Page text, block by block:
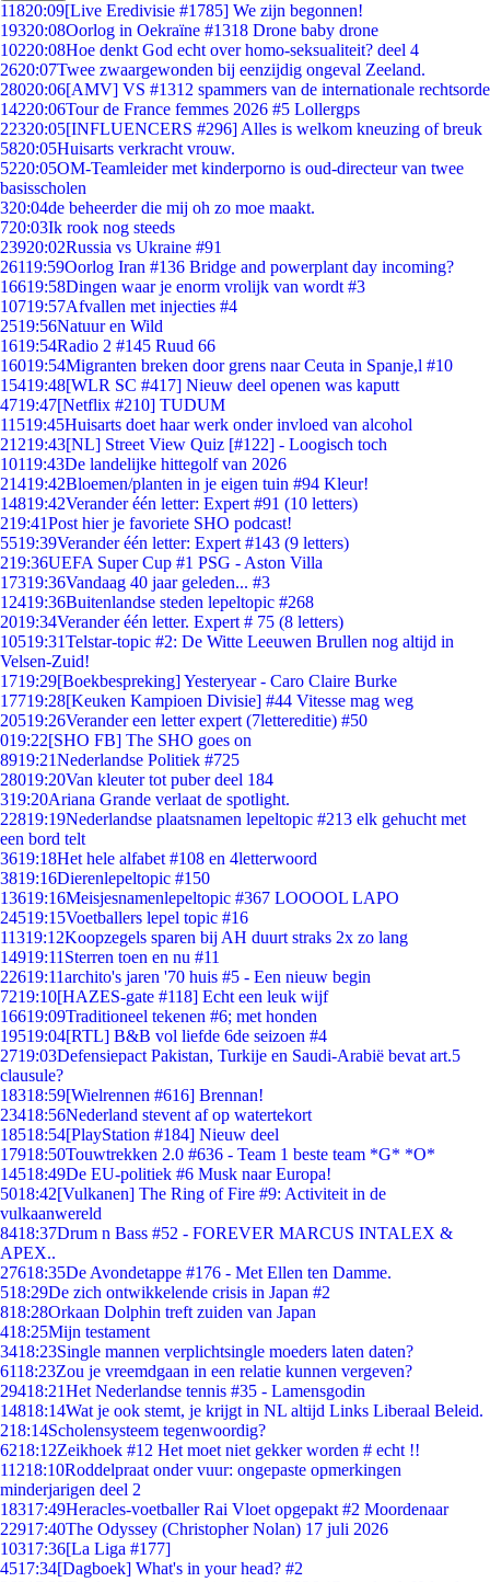
11820:09[Live Eredivisie #1785] We zijn begonnen!
19320:08Oorlog in Oekraïne #1318 Drone baby drone
10220:08Hoe denkt God echt over homo-seksualiteit? deel 4
2620:07Twee zwaargewonden bij eenzijdig ongeval Zeeland.
28020:06[AMV] VS #1312 spammers van de internationale rechtsorde
14220:06Tour de France femmes 2026 #5 Lollergps
22320:05[INFLUENCERS #296] Alles is welkom kneuzing of breuk
5820:05Huisarts verkracht vrouw.
5220:05OM-Teamleider met kinderporno is oud-directeur van twee
basisscholen
320:04de beheerder die mij oh zo moe maakt.
720:03Ik rook nog steeds
23920:02Russia vs Ukraine #91
26119:59Oorlog Iran #136 Bridge and powerplant day incoming?
16619:58Dingen waar je enorm vrolijk van wordt #3
10719:57Afvallen met injecties #4
2519:56Natuur en Wild
1619:54Radio 2 #145 Ruud 66
16019:54Migranten breken door grens naar Ceuta in Spanje,l #10
15419:48[WLR SC #417] Nieuw deel openen was kaputt
4719:47[Netflix #210] TUDUM
11519:45Huisarts doet haar werk onder invloed van alcohol
21219:43[NL] Street View Quiz [#122] - Loogisch toch
10119:43De landelijke hittegolf van 2026
21419:42Bloemen/planten in je eigen tuin #94 Kleur!
14819:42Verander één letter: Expert #91 (10 letters)
219:41Post hier je favoriete SHO podcast!
5519:39Verander één letter: Expert #143 (9 letters)
219:36UEFA Super Cup #1 PSG - Aston Villa
17319:36Vandaag 40 jaar geleden... #3
12419:36Buitenlandse steden lepeltopic #268
2019:34Verander één letter. Expert # 75 (8 letters)
10519:31Telstar-topic #2: De Witte Leeuwen Brullen nog altijd in
Velsen-Zuid!
1719:29[Boekbespreking] Yesteryear - Caro Claire Burke
17719:28[Keuken Kampioen Divisie] #44 Vitesse mag weg
20519:26Verander een letter expert (7lettereditie) #50
019:22[SHO FB] The SHO goes on
8919:21Nederlandse Politiek #725
28019:20Van kleuter tot puber deel 184
319:20Ariana Grande verlaat de spotlight.
22819:19Nederlandse plaatsnamen lepeltopic #213 elk gehucht met
een bord telt
3619:18Het hele alfabet #108 en 4letterwoord
3819:16Dierenlepeltopic #150
13619:16Meisjesnamenlepeltopic #367 LOOOOL LAPO
24519:15Voetballers lepel topic #16
11319:12Koopzegels sparen bij AH duurt straks 2x zo lang
14919:11 Sterren toen en nu #11
22619:11archito's jaren '70 huis #5 - Een nieuw begin
7219:10[HAZES-gate #118] Echt een leuk wijf
16619:09Traditioneel tekenen #6; met honden
19519:04[RTL] B&B vol liefde 6de seizoen #4
2719:03Defensiepact Pakistan, Turkije en Saudi-Arabië bevat art.5
clausule?
18318:59[Wielrennen #616] Brennan!
23418:56Nederland stevent af op watertekort
18518:54[PlayStation #184] Nieuw deel
17918:50Touwtrekken 2.0 #636 - Team 1 beste team *G* *O*
14518:49De EU-politiek #6 Musk naar Europa!
5018:42[Vulkanen] The Ring of Fire #9: Activiteit in de
vulkaanwereld
8418:37Drum n Bass #52 - FOREVER MARCUS INTALEX &
APEX..
27618:35De Avondetappe #176 - Met Ellen ten Damme.
518:29De zich ontwikkelende crisis in Japan #2
818:28Orkaan Dolphin treft zuiden van Japan
418:25Mijn testament
3418:23Single mannen verplichtsingle moeders laten daten?
6118:23Zou je vreemdgaan in een relatie kunnen vergeven?
29418:21Het Nederlandse tennis #35 - Lamensgodin
14818:14Wat je ook stemt, je krijgt in NL altijd Links Liberaal Beleid.
218:14Scholensysteem tegenwoordig?
6218:12Zeikhoek #12 Het moet niet gekker worden # echt !!
11218:10Roddelpraat onder vuur: ongepaste opmerkingen
minderjarigen deel 2
18317:49Heracles-voetballer Rai Vloet opgepakt #2 Moordenaar
22917:40The Odyssey (Christopher Nolan) 17 juli 2026
10317:36[La Liga #177]
4517:34[Dagboek] What's in your head? #2